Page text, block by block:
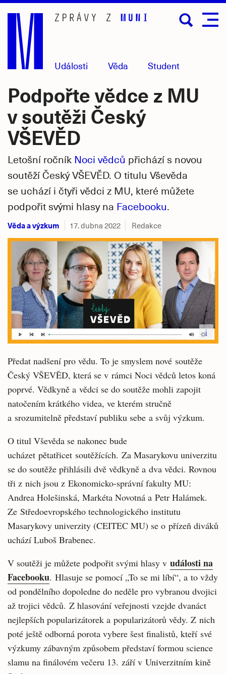
Přejít
hlavní
obsah
Události Věda Student
Podpořte vědce z MU
v soutěži Český
VŠEVĚD
Letošní ročník Noci vědců přichází s novou
soutěží Český VŠEVĚD. O titulu Vševěda
se uchází i čtyři vědci z MU, které můžete
podpořit svými hlasy na Facebooku.
Věda a výzkum 17. dubna 2022 Redakce
i
Předat nadšení pro vědu. To je smyslem nové soutěže
Český VŠEVĚD, která se v rámci Noci vědců letos koná
poprvé. Vědkyně a vědci se do soutěže mohli zapojit
natočením krátkého videa, ve kterém stručně
a srozumitelně představí publiku sebe a svůj výzkum.
O titul Vševěda se nakonec bude
ucházet pětatřicet soutěžících. Za Masarykovu univerzitu
se do soutěže přihlásili dvě vědkyně a dva vědci. Rovnou
tři z nich jsou z Ekonomicko-správní fakulty MU:
Andrea Holešinská, Markéta Novotná a Petr Halámek.
Ze Středoevropského technologického institutu
Masarykovy univerzity (CEITEC MU) se o přízeň diváků
uchází Luboš Brabenec.
V soutěži je můžete podpořit svými hlasy v události na
Facebooku. Hlasuje se pomocí „To se mi líbí“, a to vždy
od pondělního dopoledne do neděle pro vybranou dvojici
až trojici vědců. Z hlasování veřejnosti vzejde dvanáct
nejlepších popularizátorek a popularizátorů vědy. Z nich
poté ještě odborná porota vybere šest finalistů, kteří své
výzkumy zábavným způsobem představí formou science
slamu na finálovém večeru 13. září v Univerzitním kině